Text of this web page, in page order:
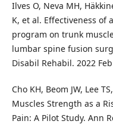
Ilves O, Neva MH,
K, et al. Effectiveness of
program on trunk
lumbar spine fusion
Disabil Rehabil. 2022
Cho KH, Beom JW, Lee
Muscles Strength as a
Pain: A Pilot Study. Ann